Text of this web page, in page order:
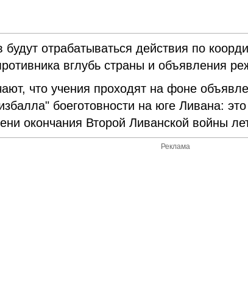
отрабатываться действия по
вглубь страны и объявления
что учения проходят на фоне
боеготовности на юге Ливана:
окончания Второй Ливанской войны
Реклама